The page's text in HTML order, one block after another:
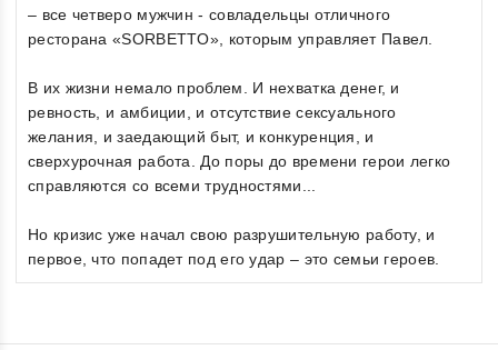
– все четверо мужчин - совладельцы отличного
ресторана «SORBETTO», которым управляет Павел.
В их жизни немало проблем. И нехватка денег, и
ревность, и амбиции, и отсутствие сексуального
желания, и заедающий быт, и конкуренция, и
сверхурочная работа. До поры до времени герои легко
справляются со всеми трудностями...
Но кризис уже начал свою разрушительную работу, и
первое, что попадет под его удар – это семьи героев.